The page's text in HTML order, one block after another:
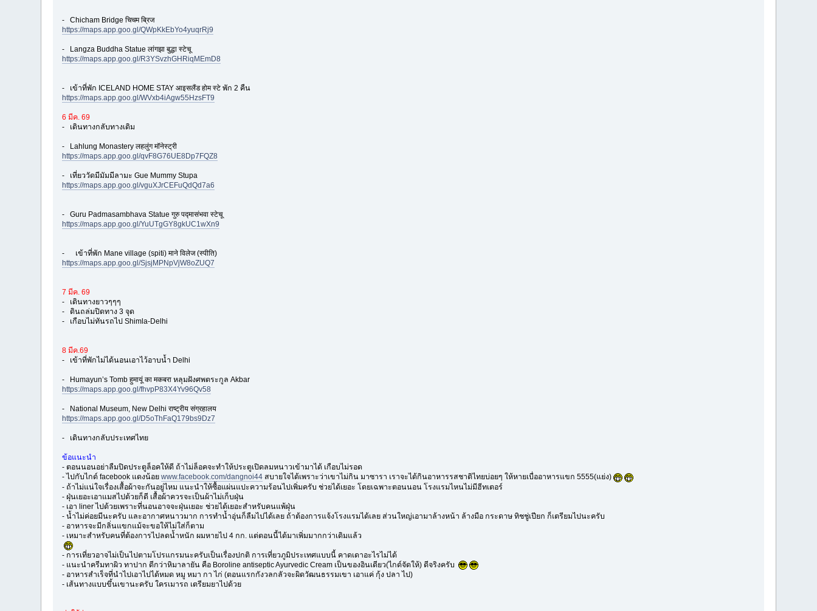
- Chicham Bridge चिचम ब्रिज
https://maps.app.goo.gl/QWpKkEbYo4yuqrRj9
- Langza Buddha Statue लांगझा बुद्धा स्टेचू
https://maps.app.goo.gl/R3YSvzhGHRiqMEmD8
- เข้าที่พัก ICELAND HOME STAY आइसलैंड होम स्टे พัก 2 คืน
https://maps.app.goo.gl/WVxb4iAgw55HzsFT9
6 มีค. 69
- เดินทางกลับทางเดิม
- Lahlung Monastery लहलुंग मॉनेस्ट्री
https://maps.app.goo.gl/qvF8G76UE8Dp7FQZ8
- เที่ยววัดมีมัมมีลามะ Gue Mummy Stupa
https://maps.app.goo.gl/vguXJrCEFuQdQd7a6
- Guru Padmasambhava Statue गुरु पद्मासंभवा स्टेचू
https://maps.app.goo.gl/YuUTgGY8gkUC1wXn9
- เข้าที่พัก Mane village (spiti) माने विलेज (स्पीति)
https://maps.app.goo.gl/SjsjMPNpVjW8oZUQ7
7 มีค. 69
- เดินทางยาวๆๆๆ
- ดินถล่มปิดทาง 3 จุด
- เกือบไม่ทันรถไป Shimla-Delhi
8 มีค.69
- เข้าที่พักไม่ได้นอนเอาไว้อาบน้ำ Delhi
- Humayun’s Tomb हुमायूं का मकबरा หลุมฝังศพตระกูล Akbar
https://maps.app.goo.gl/fhvpP83X4Yv96Qv58
- National Museum, New Delhi राष्ट्रीय संग्रहालय
https://maps.app.goo.gl/D5oThFaQ179bs9Dz7
- เดินทางกลับประเทศไทย
ข้อแนะนำ
- ตอนนอนอย่าลืมปิดประตูล็อคให้ดี ถ้าไม่ล็อคจะทำให้ประตูเปิดลมหนาวเข้ามาได้ เกือบไม่รอด
- ไปกับไกด์ facebook แดงน้อยwww.facebook.com/dangnoi44 สบายใจได้เพราะว่าเขาไม่กิน มาซารา เราจะได้กินอาหารรสชาติไทยบ่อยๆ ให้หายเบื่ออาหารแขก 5555(แย่ง)
- ถ้าไม่แน่ใจเรื่องเสื้อผ้าจะกันอยู่ไหม แนะนำให้ซื้อแผ่นแปะความร้อนไปเพิ่มครับ ช่วยได้เยอะ โดยเฉพาะตอนนอน โรงแรมไหนไม่มีฮีทเตอร์
- ฝุ่นเยอะเอาแมสไปด้วยก็ดี เสื้อผ้าควรจะเป็นผ้าไม่เก็บฝุ่น
- เอา liner ไปด้วยเพราะที่นอนอาจจะฝุ่นเยอะ ช่วยได้เยอะสำหรับคนแพ้ฝุ่น
- น้ำไม่ค่อยมีนะครับ และอากาศหนาวมาก การทำน้ำอุ่นก็ลืมไปได้เลย ถ้าต้องการแจ้งโรงแรมได้เลย ส่วนใหญ่เอามาล้างหน้า ล้างมือ กระดาษ ทิชชู่เปียก ก็เตรียมไปนะครับ
- อาหารจะมีกลิ่นแขกแม้จะขอให้ไม่ใส่ก็ตาม
- เหมาะสำหรับคนที่ต้องการไปลดน้ำหนัก ผมหายไป 4 กก. แต่ตอนนี้ได้มาเพิ่มมากกว่าเดิมแล้ว
- การเที่ยวอาจไม่เป็นไปตามโปรแกรมนะครับเป็นเรื่องปกติ การเที่ยวภูมิประเทศแบบนี้ คาดเดาอะไรไม่ได้
- แนะนำครีมทาผิว ทาปาก ดีกว่าหิมาลายัน คือ Boroline antiseptic Ayurvedic Cream เป็นของอินเดียว(ไกด์จัดให้) ดีจริงครับ
- อาหารสำเร็จที่นำไปเอาไปได้หมด หมู หมา กา ไก่ (ตอนแรกกังวลกลัวจะผิดวัฒนธรรมเขา เอาแค่ กุ้ง ปลา ไป)
- เส้นทางแบบขึ้นเขานะครับ ใครเมารถ เตรียมยาไปด้วย